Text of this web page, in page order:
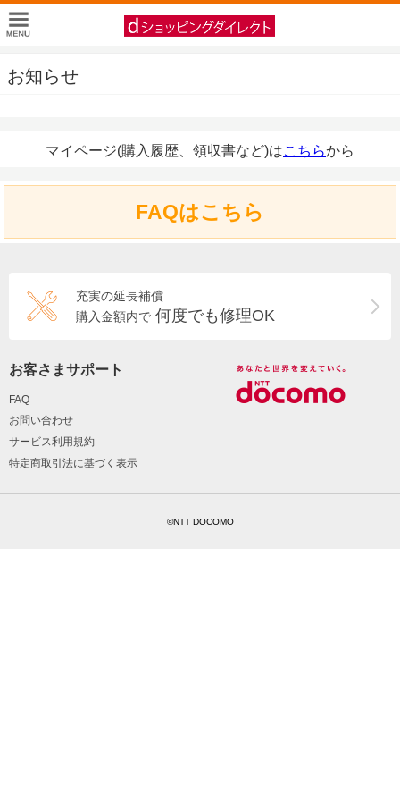
お知らせ
マイページ(購入履歴、領収書など)はこちらから
FAQはこちら
充実の延長補償
購入金額内で 何度でも修理OK
お客さまサポート
FAQ
お問い合わせ
サービス利用規約
特定商取引法に基づく表示
©NTT DOCOMO